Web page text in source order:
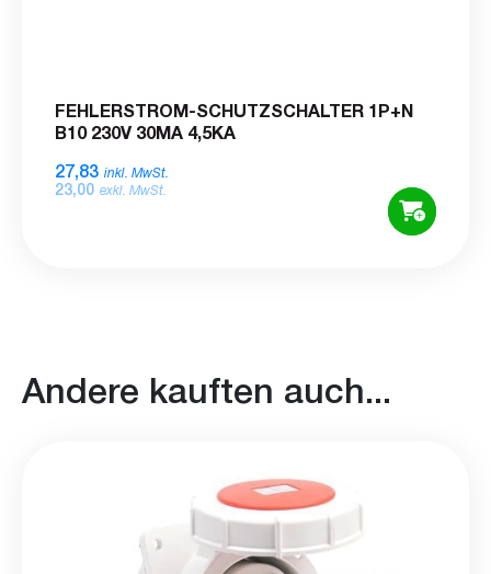
FEHLERSTROM-SCHUTZSCHALTER 1P+N
B10 230V 30MA 4,5KA
27,83 inkl. MwSt.
23,00 exkl. MwSt.
Andere kauften auch...